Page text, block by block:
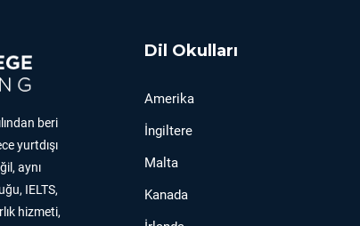
beri
yurtdışı
aynı
IELTS,
hizmeti,
Dil Okulları
Amerika
İngiltere
Malta
Kanada